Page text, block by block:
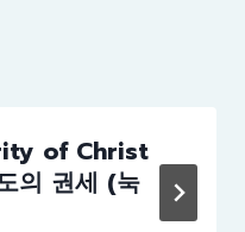
of Christ
의 권세 (눅